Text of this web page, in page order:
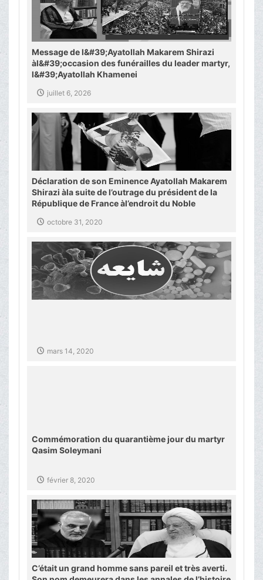
Message de l&#39;Ayatollah Makarem Shirazi
àl&#39;occasion des funérailles du leader martyr,
l&#39;Ayatollah Khamenei
juillet 6, 2026
Déclaration de son Eminence Ayatollah Makarem
Shirazi àla suite de l’outrage du président de la
République de France àl’endroit du Noble
octobre 31, 2020
mars 14, 2020
Commémoration du quarantième jour du martyr
Qasim Soleymani
février 8, 2020
C’était un grand homme sans pareil et très averti.